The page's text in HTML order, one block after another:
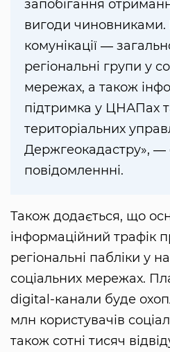
запобігання
вигоди чиновниками.
комунікації ―
регіональні групи у
мережах, а також
підтримка у ЦНАПах
територіальних
Держгеокадастру», ―
повідомленнні.
Також додається, що
інформаційний трафік
регіональні пабліки у
соціальних мережах.
digital-канали буде
млн користувачів
також сотні тисяч